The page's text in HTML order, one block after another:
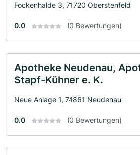
Fockenhalde 3, 71720 Oberstenfeld
0.0 (0 Bewertungen)
Apotheke Neudenau,
Stapf-Kühner e. K.
Neue Anlage 1, 74861 Neudenau
0.0 (0 Bewertungen)